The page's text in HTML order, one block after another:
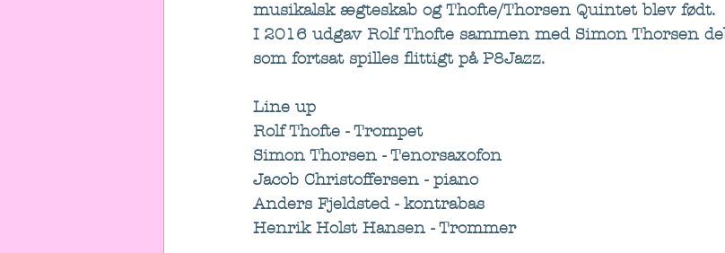
musikalsk ægteskab og Thofte/Thorsen Quintet blev født.
I 2016 udgav Rolf Thofte sammen med Simon Thorsen
som fortsat spilles flittigt på P8Jazz.
Line up
Rolf Thofte - Trompet
Simon Thorsen - Tenorsaxofon
Jacob Christoffersen - piano
Anders Fjeldsted - kontrabas
Henrik Holst Hansen - Trommer